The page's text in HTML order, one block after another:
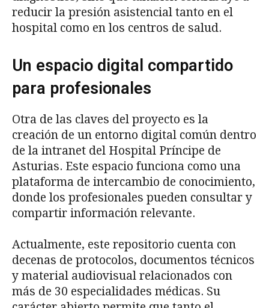
reducir la presión asistencial tanto en el
hospital como en los centros de salud.
Un espacio digital compartido
para profesionales
Otra de las claves del proyecto es la
creación de un entorno digital común dentro
de la intranet del Hospital Príncipe de
Asturias. Este espacio funciona como una
plataforma de intercambio de conocimiento,
donde los profesionales pueden consultar y
compartir información relevante.
Actualmente, este repositorio cuenta con
decenas de protocolos, documentos técnicos
y material audiovisual relacionados con
más de 30 especialidades médicas. Su